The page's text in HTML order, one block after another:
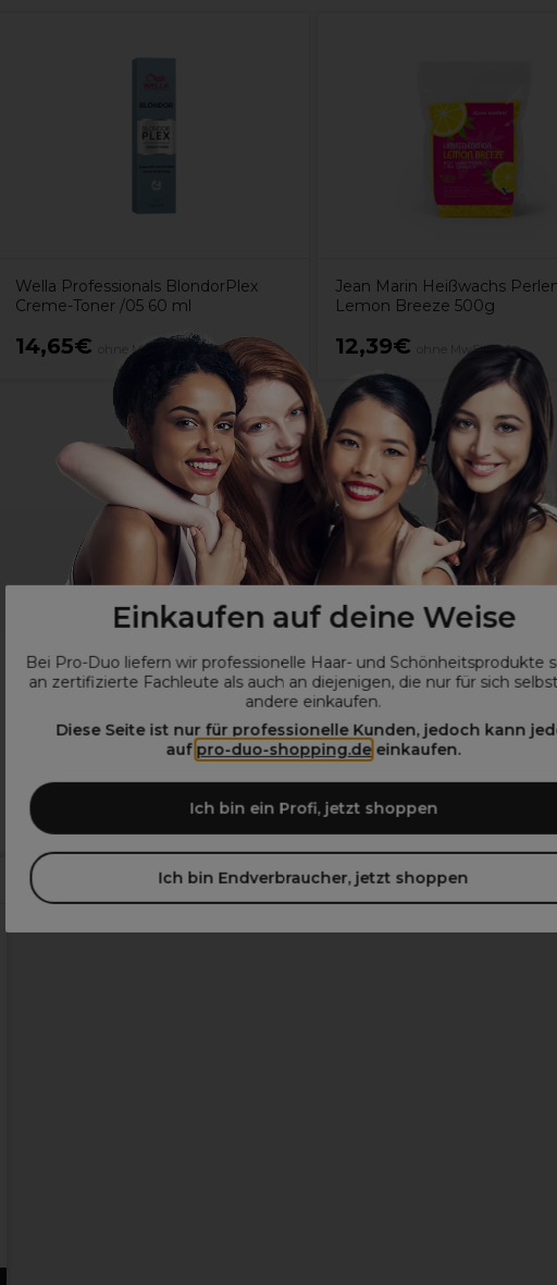
Einkaufen auf deine Weise
Bei Pro-Duo liefern wir professionelle Haar- und Schönheitsprodukte
an zertifizierte Fachleute als auch an diejenigen, die nur für sich
andere einkaufen.
Diese Seite ist nur für professionelle Kunden, jedoch kann
auf pro-duo-shopping.deeinkaufen.
Ich bin ein Profi, jetzt shoppen
Ich bin Endverbraucher, jetzt shoppen
Wella Professionals BlondorPlex
Creme-Toner /05 60 ml
14,65€ ohne MwSt.
Jean Marin Heißwachs
Lemon Breeze 500g
12,39€ ohne MwSt.